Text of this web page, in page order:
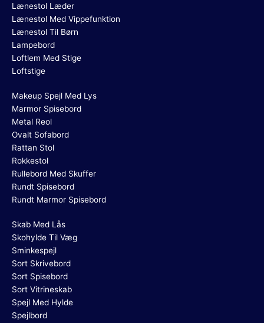
Lænestol Læder
Lænestol Med Vippefunktion
Lænestol Til Børn
Lampebord
Loftlem Med Stige
Loftstige
Makeup Spejl Med Lys
Marmor Spisebord
Metal Reol
Ovalt Sofabord
Rattan Stol
Rokkestol
Rullebord Med Skuffer
Rundt Spisebord
Rundt Marmor Spisebord
Skab Med Lås
Skohylde Til Væg
Sminkespejl
Sort Skrivebord
Sort Spisebord
Sort Vitrineskab
Spejl Med Hylde
Spejlbord